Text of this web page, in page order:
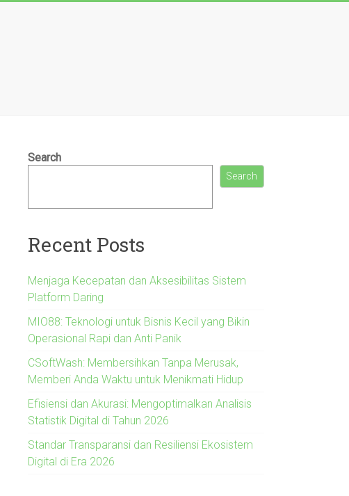
Search
Search
Recent Posts
Menjaga Kecepatan dan Aksesibilitas Sistem
Platform Daring
MIO88: Teknologi untuk Bisnis Kecil yang Bikin
Operasional Rapi dan Anti Panik
CSoftWash: Membersihkan Tanpa Merusak,
Memberi Anda Waktu untuk Menikmati Hidup
Efisiensi dan Akurasi: Mengoptimalkan Analisis
Statistik Digital di Tahun 2026
Standar Transparansi dan Resiliensi Ekosistem
Digital di Era 2026